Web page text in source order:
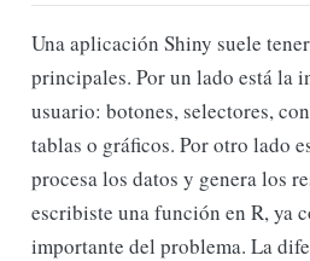
Una aplicación Shiny suele
principales. Por un lado está la
usuario: botones, selectores,
tablas o gráficos. Por otro lado
procesa los datos y genera los
escribiste una función en R, ya
importante del problema. La